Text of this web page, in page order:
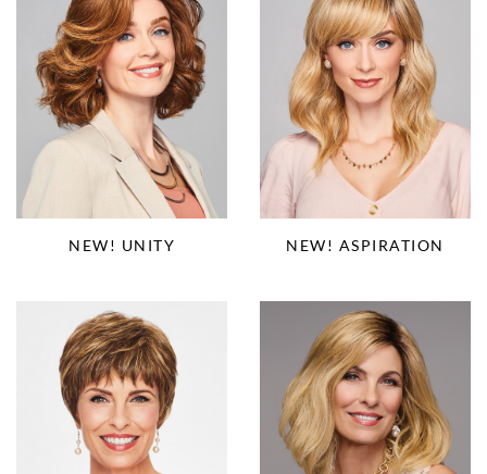
NEW! UNITY NEW! ASPIRATION